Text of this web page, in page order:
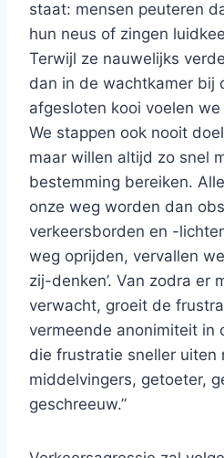
staat: mensen peuteren
hun neus of zingen
Terwijl ze nauwelijks
dan in de wachtkamer bij
afgesloten kooi voelen
We stappen ook nooit
maar willen altijd zo snel
bestemming bereiken.
onze weg worden dan
verkeersborden en -
weg oprijden, vervallen
zij-denken’. Van zodra er
verwacht, groeit de
vermeende anonimiteit in
die frustratie sneller uiten
middelvingers, getoeter,
geschreeuw.”